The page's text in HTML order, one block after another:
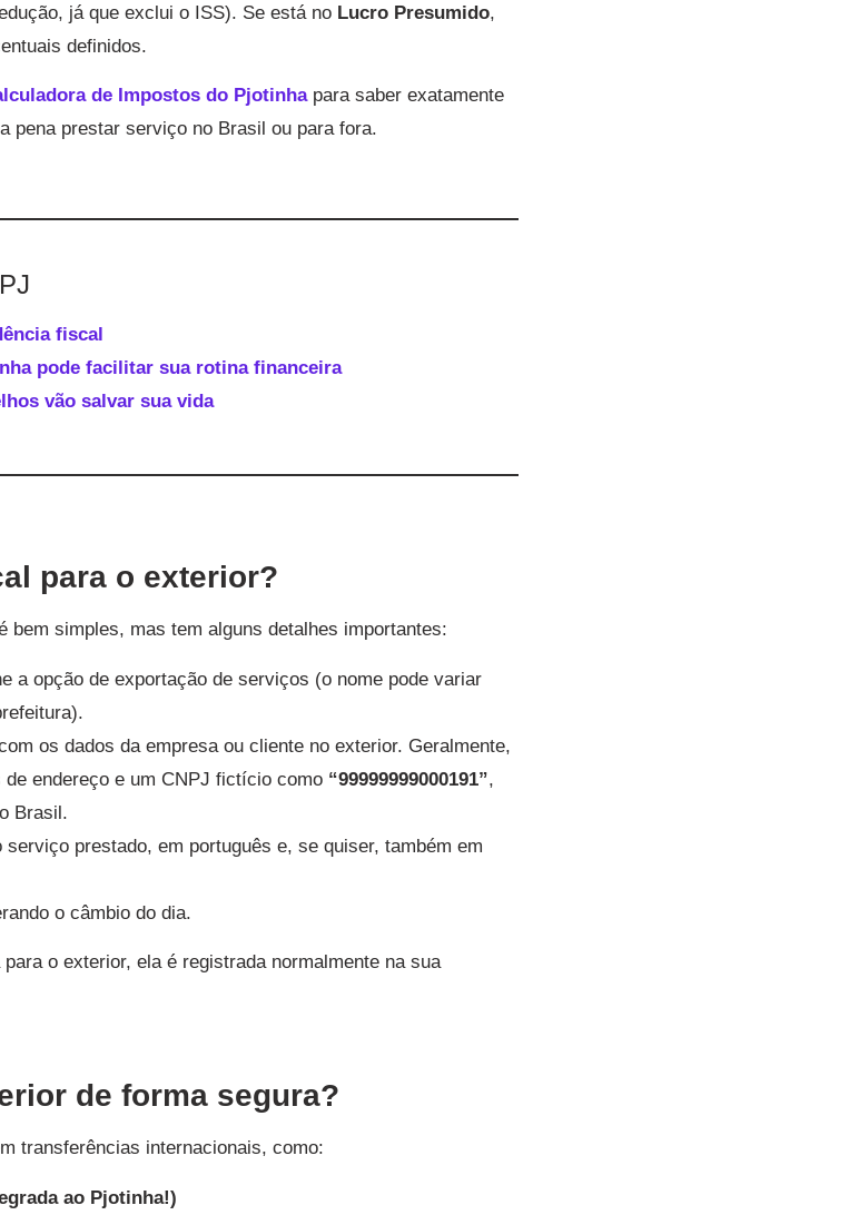
já que exclui o ISS). Se está no Lucro Presumido,
definidos.
de Impostos do Pjotinhapara saber exatamente
pena prestar serviço no Brasil ou para fora.
fiscal
pode facilitar sua rotina financeira
vão salvar sua vida
para o exterior?
bem simples, mas tem alguns detalhes importantes:
a opção de exportação de serviços (o nome pode variar
os dados da empresa ou cliente no exterior. Geralmente,
endereço e um CNPJ fictício como “99999999000191”,
Brasil.
serviço prestado, em português e, se quiser, também em
o câmbio do dia.
o exterior, ela é registrada normalmente na sua
de forma segura?
transferências internacionais, como:
ao Pjotinha!)